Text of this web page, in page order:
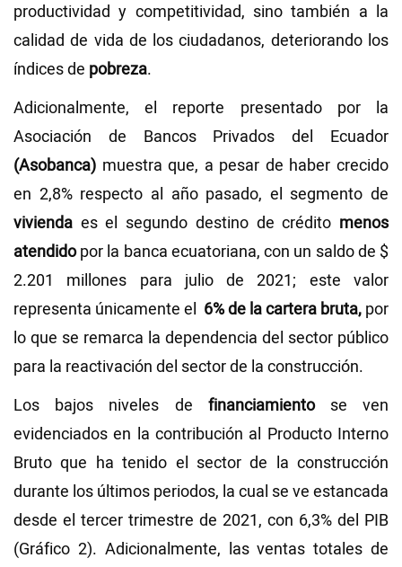
productividad y competitividad, sino también a la
calidad de vida de los ciudadanos, deteriorando los
índices de pobreza.
Adicionalmente, el reporte presentado por la
Asociación de Bancos Privados del Ecuador
(Asobanca) muestra que, a pesar de haber crecido
en 2,8% respecto al año pasado, el segmento de
vivienda es el segundo destino de crédito menos
atendidopor la banca ecuatoriana, con un saldo de $
2.201 millones para julio de 2021; este valor
representa únicamente el 6% de la cartera bruta, por
lo que se remarca la dependencia del sector público
para la reactivación del sector de la construcción.
Los bajos niveles de financiamiento se ven
evidenciados en la contribución al Producto Interno
Bruto que ha tenido el sector de la construcción
durante los últimos periodos, la cual se ve estancada
desde el tercer trimestre de 2021, con 6,3% del PIB
(Gráfico 2). Adicionalmente, las ventas totales de